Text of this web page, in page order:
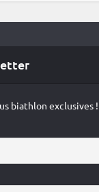
biathlon exclusives !